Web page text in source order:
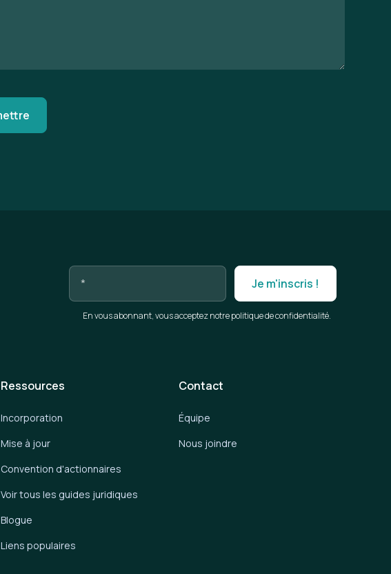
En vous abonnant, vous acceptez notre politique de confidentialité.
Ressources
Incorporation
Mise à jour
Convention d'actionnaires
Voir tous les guides juridiques
Blogue
Liens populaires
Contact
Équipe
Nous joindre